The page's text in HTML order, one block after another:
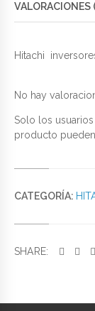
VALORACIONES
Hitachi
No hay
Solo los
producto
CATEGORÍA:
SHARE: